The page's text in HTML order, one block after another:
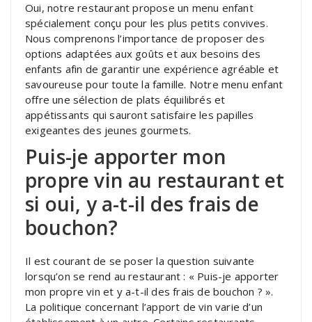
Oui, notre restaurant propose un menu enfant
spécialement conçu pour les plus petits convives.
Nous comprenons l’importance de proposer des
options adaptées aux goûts et aux besoins des
enfants afin de garantir une expérience agréable et
savoureuse pour toute la famille. Notre menu enfant
offre une sélection de plats équilibrés et
appétissants qui sauront satisfaire les papilles
exigeantes des jeunes gourmets.
Puis-je apporter mon
propre vin au restaurant et
si oui, y a-t-il des frais de
bouchon?
Il est courant de se poser la question suivante
lorsqu’on se rend au restaurant : « Puis-je apporter
mon propre vin et y a-t-il des frais de bouchon ? ».
La politique concernant l’apport de vin varie d’un